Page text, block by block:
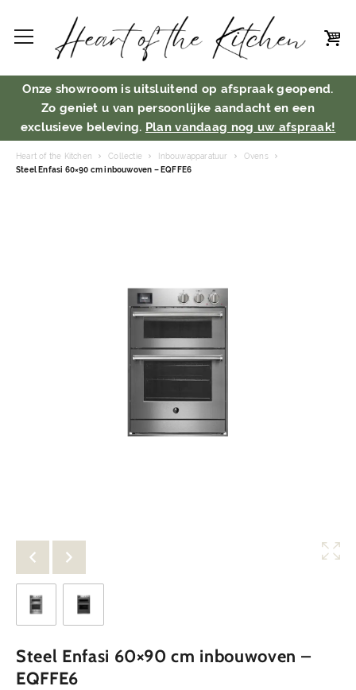
Onze showroom is uitsluitend op afspraak geopend.
Zo geniet u van persoonlijke aandacht en een
exclusieve beleving. Plan vandaag nog uw afspraak!
Heart of the Kitchen Collectie Inbouwapparatuur
Ovens
Steel Enfasi 60×90 cm inbouwoven – EQFFE6
Steel Enfasi 60×90 cm inbouwoven –
EQFFE6